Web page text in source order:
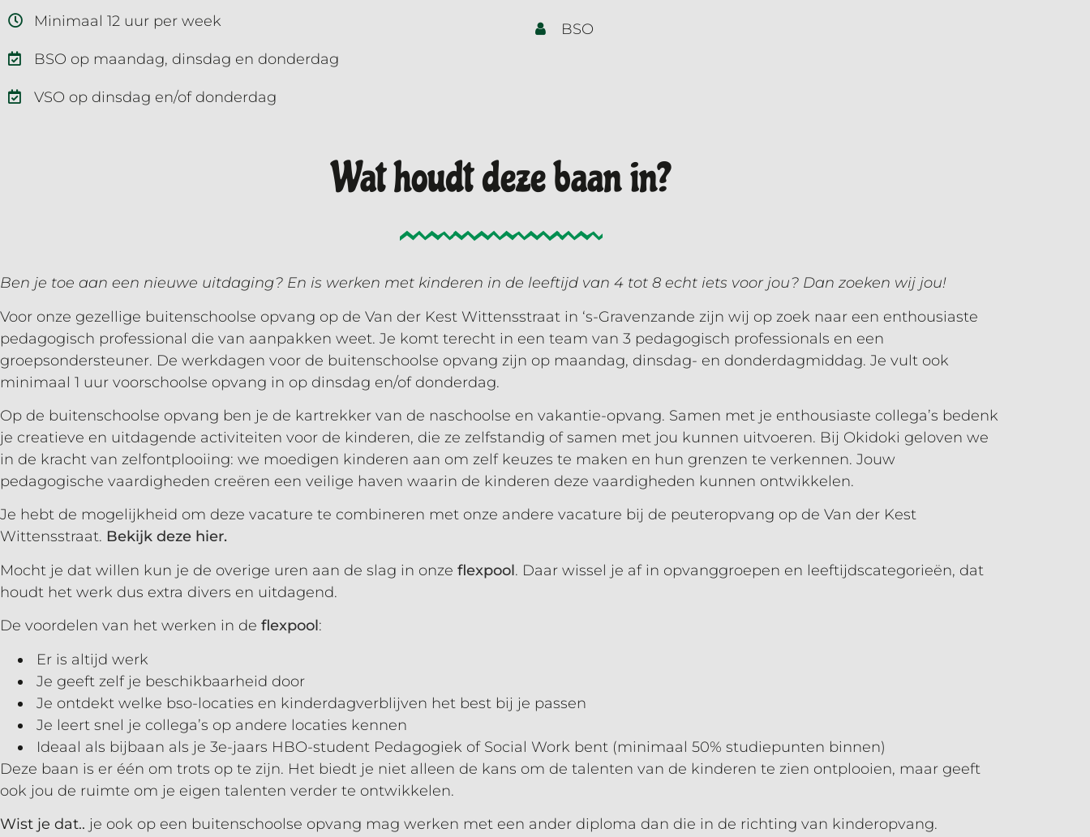
Minimaal 12 uur per week
BSO op maandag, dinsdag en donderdag
VSO op dinsdag en/of donderdag
BSO
Wat houdt deze baan in?
Ben je toe aan een nieuwe uitdaging? En is werken met kinderen in de leeftijd van 4 tot 8 echt iets voor jou? Dan zoeken wij jou!
Voor onze gezellige buitenschoolse opvang op de Van der Kest Wittensstraat in ‘s-Gravenzande zijn wij op zoek naar een enthousiaste
pedagogisch professional die van aanpakken weet. Je komt terecht in een team van 3 pedagogisch professionals en een
groepsondersteuner. De werkdagen voor de buitenschoolse opvang zijn op maandag, dinsdag- en donderdagmiddag. Je vult ook
minimaal 1 uur voorschoolse opvang in op dinsdag en/of donderdag.
Op de buitenschoolse opvang ben je de kartrekker van de naschoolse en vakantie-opvang. Samen met je enthousiaste collega’s bedenk
je creatieve en uitdagende activiteiten voor de kinderen, die ze zelfstandig of samen met jou kunnen uitvoeren. Bij Okidoki geloven we
in de kracht van zelfontplooiing: we moedigen kinderen aan om zelf keuzes te maken en hun grenzen te verkennen. Jouw
pedagogische vaardigheden creëren een veilige haven waarin de kinderen deze vaardigheden kunnen ontwikkelen.
Je hebt de mogelijkheid om deze vacature te combineren met onze andere vacature bij de peuteropvang op de Van der Kest
Wittensstraat. Bekijk deze hier.
Mocht je dat willen kun je de overige uren aan de slag in onze flexpool. Daar wissel je af in opvanggroepen en leeftijdscategorieën, dat
houdt het werk dus extra divers en uitdagend.
De voordelen van het werken in de flexpool:
Er is altijd werk
Je geeft zelf je beschikbaarheid door
Je ontdekt welke bso-locaties en kinderdagverblijven het best bij je passen
Je leert snel je collega’s op andere locaties kennen
Ideaal als bijbaan als je 3e-jaars HBO-student Pedagogiek of Social Work bent (minimaal 50% studiepunten binnen)
Deze baan is er één om trots op te zijn. Het biedt je niet alleen de kans om de talenten van de kinderen te zien ontplooien, maar geeft
ook jou de ruimte om je eigen talenten verder te ontwikkelen.
Wist je dat.. je ook op een buitenschoolse opvang mag werken met een ander diploma dan die in de richting van kinderopvang.